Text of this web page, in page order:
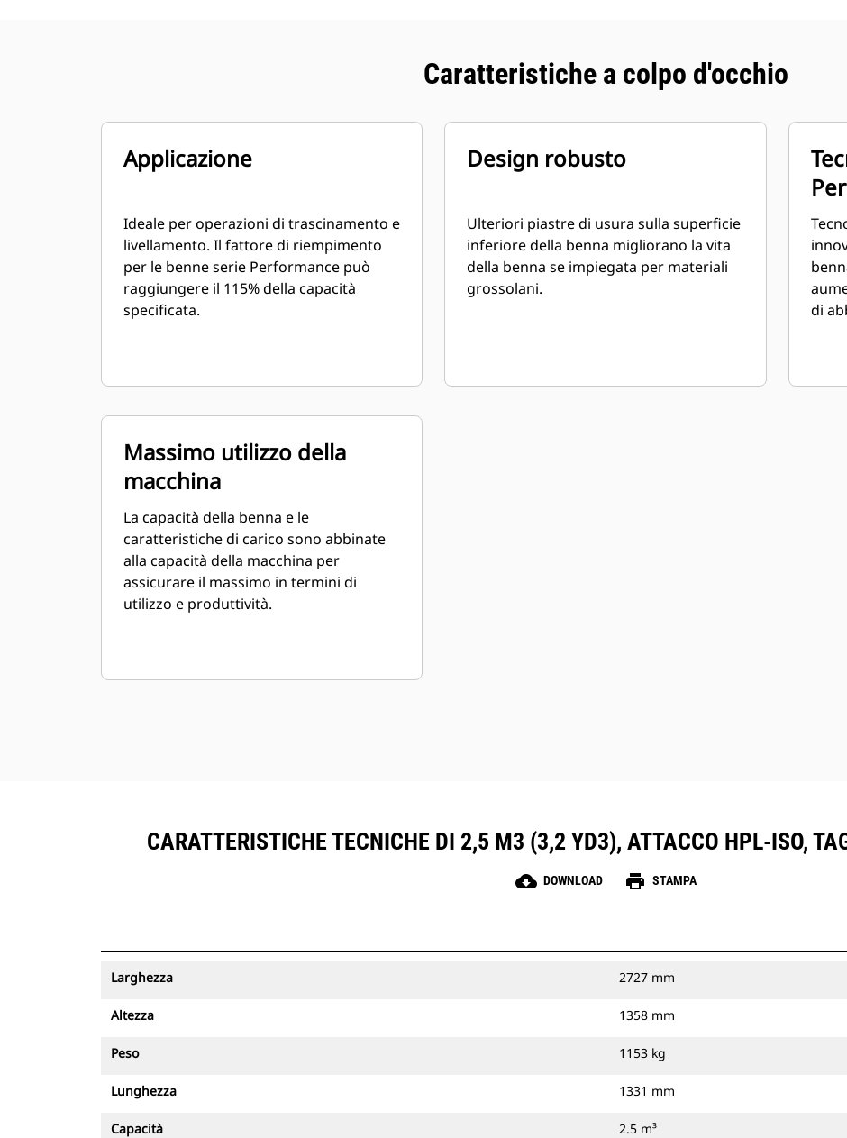
Caratteristiche a colpo d'occhio
Applicazione
Ideale per operazioni di trascinamento e
livellamento. Il fattore di riempimento
per le benne serie Performance può
raggiungere il 115% della capacità
specificata.
Design robusto
Ulteriori piastre di usura sulla superficie
inferiore della benna migliorano la vita
della benna se impiegata per materiali
grossolani.
di
Massimo utilizzo della
macchina
La capacità della benna e le
caratteristiche di carico sono abbinate
alla capacità della macchina per
assicurare il massimo in termini di
utilizzo e produttività.
CARATTERISTICHE TECNICHE DI 2,5 M3 (3,2 YD3), ATTACCO HPL-ISO,
cloud_download DOWNLOAD print STAMPA
Larghezza 2727 mm
Altezza 1358 mm
Peso 1153 kg
Lunghezza 1331 mm
Capacità 2.5 m³